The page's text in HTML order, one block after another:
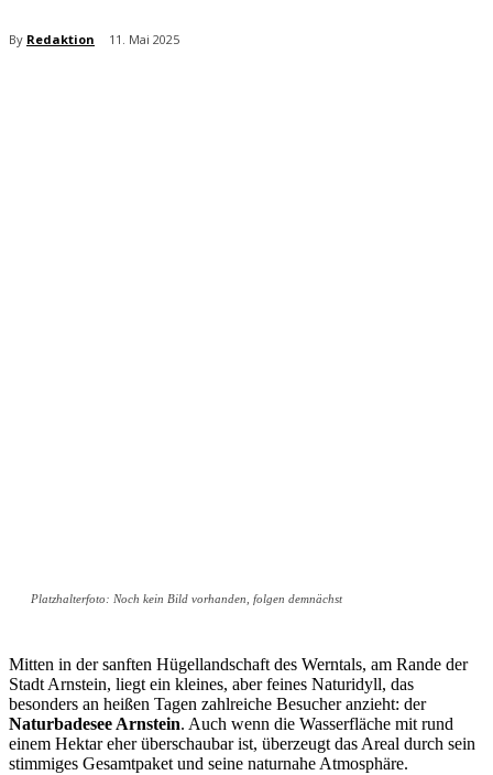
By Redaktion 11. Mai 2025
Platzhalterfoto: Noch kein Bild vorhanden, folgen demnächst
Mitten in der sanften Hügellandschaft des Werntals, am Rande der
Stadt Arnstein, liegt ein kleines, aber feines Naturidyll, das
besonders an heißen Tagen zahlreiche Besucher anzieht: der
Naturbadesee Arnstein. Auch wenn die Wasserfläche mit rund
einem Hektar eher überschaubar ist, überzeugt das Areal durch sein
stimmiges Gesamtpaket und seine naturnahe Atmosphäre.